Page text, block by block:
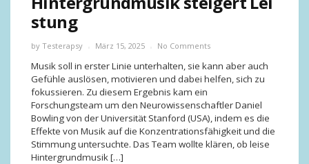
stung
by Testerapsy März 15, 2025 No Comments
Musik soll in erster Linie unterhalten, sie kann aber auch
Gefühle auslösen, motivieren und dabei helfen, sich zu
fokussieren. Zu diesem Ergebnis kam ein
Forschungsteam um den Neurowissenschaftler Daniel
Bowling von der Universität Stanford (USA), indem es die
Effekte von Musik auf die Konzentrationsfähigkeit und die
Stimmung untersuchte. Das Team wollte klären, ob leise
Hintergrundmusik […]